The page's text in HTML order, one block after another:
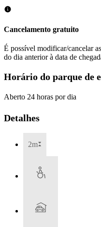
Cancelamento gratuito
É possível modificar/cancelar
do dia anterior à data de
Horário do parque de
Aberto 24 horas por dia
Detalhes
2m